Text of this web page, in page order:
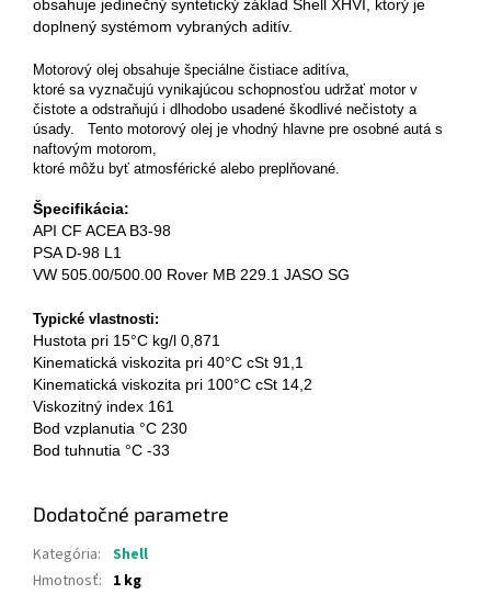
obsahuje jedinečný syntetický základ Shell XHVI, ktorý je
doplnený systémom vybraných aditív.
Motorový olej obsahuje špeciálne čistiace aditíva,
ktoré sa vyznačujú vynikajúcou schopnosťou udržať motor v
čistote a odstraňujú i dlhodobo usadené škodlivé nečistoty a
úsady. Tento motorový olej je vhodný hlavne pre osobné autá s
naftovým motorom,
ktoré môžu byť atmosférické alebo preplňované.
Špecifikácia:
API CF ACEA B3-98
PSA D-98 L1
VW 505.00/500.00 Rover MB 229.1 JASO SG
Typické vlastnosti:
Hustota pri 15°C kg/l 0,871
Kinematická viskozita pri 40°C cSt 91,1
Kinematická viskozita pri 100°C cSt 14,2
Viskozitný index 161
Bod vzplanutia °C 230
Bod tuhnutia °C -33
Dodatočné parametre
Kategória: Shell
Hmotnosť: 1 kg